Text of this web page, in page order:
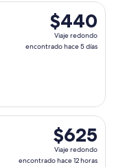
$440
Viaje
redondo,
$440
Viaje redondo
encontrado hace 5 días
el mar, 20 abr.
$625
Viaje
redondo,
$625
Viaje redondo
encontrado hace 12 horas
salida el lun, 2